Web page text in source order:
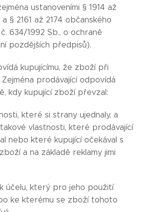
ustanoveními § 1914 až
§ 2161 až 2174 občanského
634/1992 Sb., o ochraně
pozdějších předpisů).
kupujícímu, že zboží při
prodávající odpovídá
kdy kupující zboží převzal:
které si strany ujednaly, a
vlastnosti, které prodávající
nebo které kupující očekával s
a na základě reklamy jimi
účelu, který pro jeho použití
ke kterému se zboží tohoto